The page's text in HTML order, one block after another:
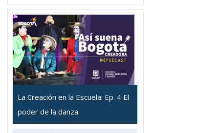
La Creación en la Escuela: Ep. 4 El
poder de la danza